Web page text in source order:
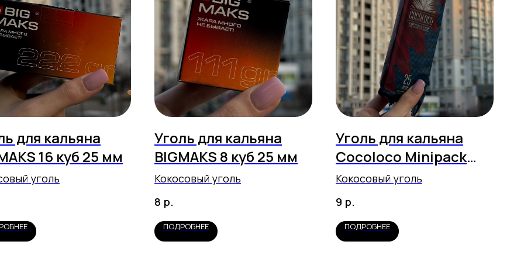
для кальяна
16 куб 25 мм
уголь
Уголь для кальяна
BIGMAKS 8 куб 25 мм
Кокосовый уголь
8 р.
ПОДРОБНЕЕ
Уголь для кальяна
Cocoloco Minipack
12шт 25мм
Кокосовый уголь
9 р.
ПОДРОБНЕЕ